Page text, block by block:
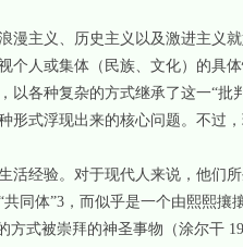
主义、历史主义以及激进主义
个人或集体（民族、文化）的具
以各种复杂的方式继承了这一“
形式浮现出来的核心问题。不过
经验。对于现代人来说，他们所
同体”3，而似乎是一个由熙熙
方式被崇拜的神圣事物（涂尔干